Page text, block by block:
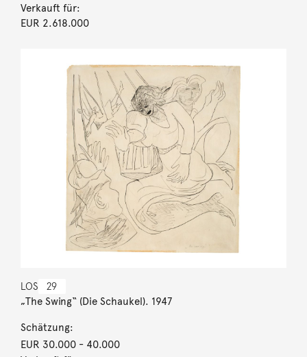
Verkauft für:
EUR 2.618.000
LOS 29
„The Swing“ (Die Schaukel). 1947
Schätzung:
EUR 30.000- 40.000